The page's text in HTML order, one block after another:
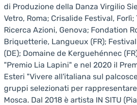
di Produzione della Danza Virgilio
Vetro, Roma; Crisalide Festival,
Ricerca Azioni, Genova; Fondation
Briquetterie, Langueux (FR);
(DE); Domaine de Kerguehénnec
"Premio Lia Lapini" e nel 2020 il
Esteri "Vivere all'italiana sul
gruppi selezionati per
Mosca. Dal 2018 è artista IN SITU